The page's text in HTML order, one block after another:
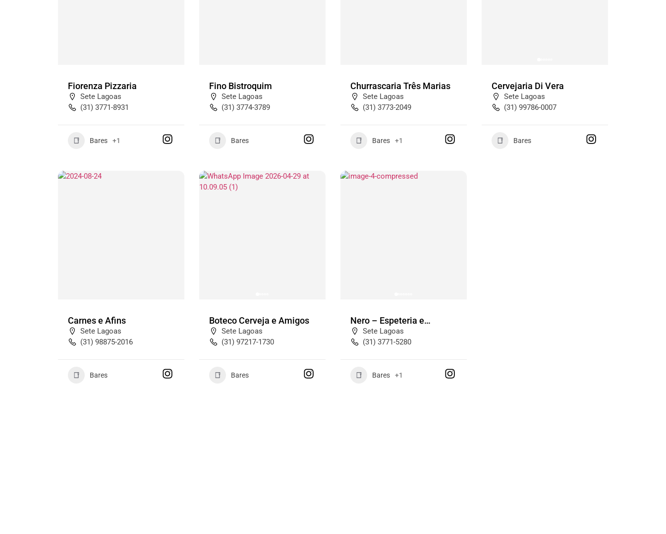
Fiorenza Pizzaria
Sete Lagoas
(31) 3771-8931
Bares +1
Fino Bistroquim
Sete Lagoas
(31) 3774-3789
Bares
Churrascaria Três Marias
Sete Lagoas
(31) 3773-2049
Bares +1
Cervejaria Di Vera
Sete Lagoas
(31) 99786-0007
Bares
Carnes e Afins
Sete Lagoas
(31) 98875-2016
Bares
Boteco Cerveja e Amigos
Sete Lagoas
(31) 97217-1730
Bares
Nero – Espeteria e
Botequim
Sete Lagoas
(31) 3771-5280
Bares +1